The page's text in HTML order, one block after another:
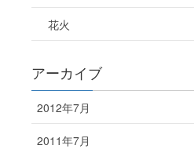
花火
アーカイブ
2012年7月
2011年7月